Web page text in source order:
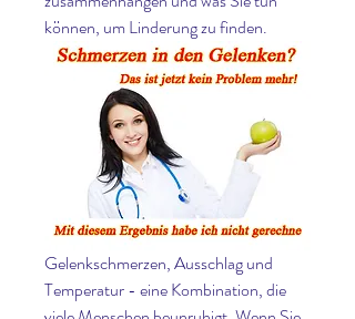
können, um Linderung zu finden.
Gelenkschmerzen, Ausschlag und
Temperatur - eine Kombination, die